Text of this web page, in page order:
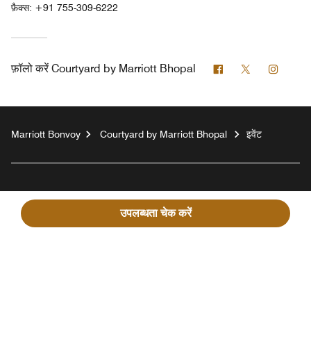
उपलब्धता चेक करें
फ़ैक्स: +91 755-309-6222
फ़ॉलो करें Courtyard by Marriott Bhopal फेसबुक ट्विटर
Marriott Bonvoy Courtyard by Marriott Bhopal इवेंट
मेहमानों के लिए